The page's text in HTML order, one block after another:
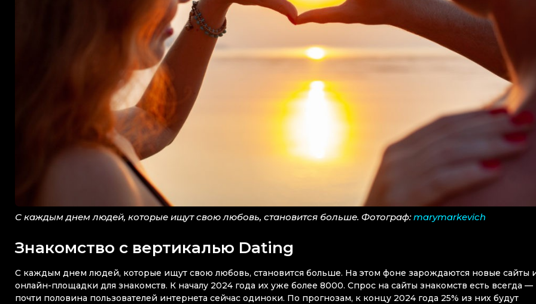
С каждым днем людей, которые ищут свою любовь, становится больше. Фотограф:marymarkevich
Знакомство с вертикалью Dating
С каждым днем людей, которые ищут свою любовь, становится больше. На этом фоне зарождаются новые сайты
онлайн-площадки для знакомств. К началу 2024 года их уже более 8000. Спрос на сайты знакомств есть всегда —
почти половина пользователей интернета сейчас одиноки. По прогнозам, к концу 2024 года 25% из них будут